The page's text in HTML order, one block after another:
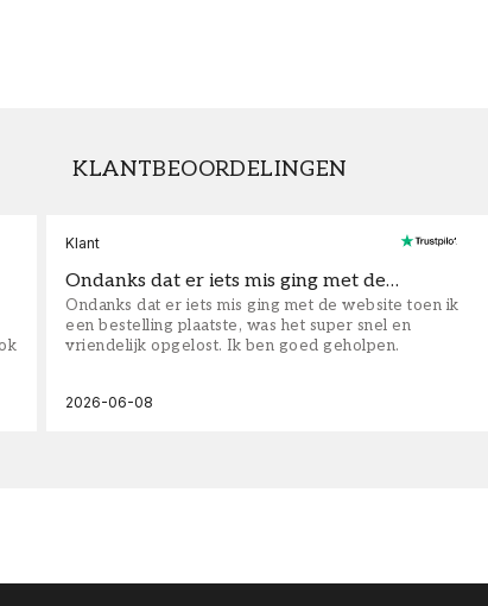
KLANTBEOORDELINGEN
Klant
Ondanks dat er iets mis ging met de…
Ondanks dat er iets mis ging met de website toen ik
een bestelling plaatste, was het super snel en
vriendelijk opgelost. Ik ben goed geholpen.
2026-06-08